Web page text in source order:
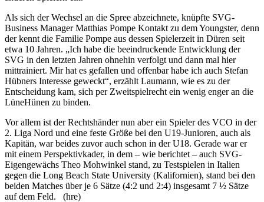
Als sich der Wechsel an die Spree abzeichnete, knüpfte SVG-
Business Manager Matthias Pompe Kontakt zu dem Youngster, denn
der kennt die Familie Pompe aus dessen Spielerzeit in Düren seit
etwa 10 Jahren. „Ich habe die beeindruckende Entwicklung der
SVG in den letzten Jahren ohnehin verfolgt und dann mal hier
mittrainiert. Mir hat es gefallen und offenbar habe ich auch Stefan
Hübners Interesse geweckt“, erzählt Laumann, wie es zu der
Entscheidung kam, sich per Zweitspielrecht ein wenig enger an die
LüneHünen zu binden.
Vor allem ist der Rechtshänder nun aber ein Spieler des VCO in der
2. Liga Nord und eine feste Größe bei den U19-Junioren, auch als
Kapitän, war beides zuvor auch schon in der U18. Gerade war er
mit einem Perspektivkader, in dem – wie berichtet – auch SVG-
Eigengewächs Theo Mohwinkel stand, zu Testspielen in Italien
gegen die Long Beach State University (Kalifornien), stand bei den
beiden Matches über je 6 Sätze (4:2 und 2:4) insgesamt 7 ½ Sätze
auf dem Feld. (hre)